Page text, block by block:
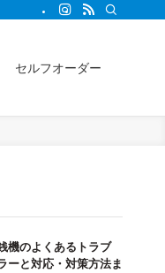
セルフオーダー
機のよくあるトラブ
ーと対応・対策方法ま